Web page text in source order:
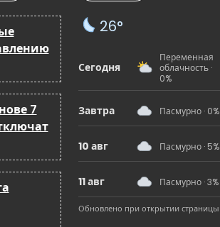
7
26°
Сегодня
Переменная
облачность ·
0%
Завтра Пасмурно · 0%
10 авг Пасмурно · 5%
11 авг Пасмурно · 3%
Обновлено при открытии страницы